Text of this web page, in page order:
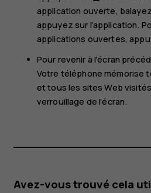
application ouverte,
appuyez sur l'application.
applications ouvertes,
Pour revenir à l'écran
Votre téléphone mémorise
et tous les sites Web
verrouillage de l'écran.
Avez-vous trouvé cela